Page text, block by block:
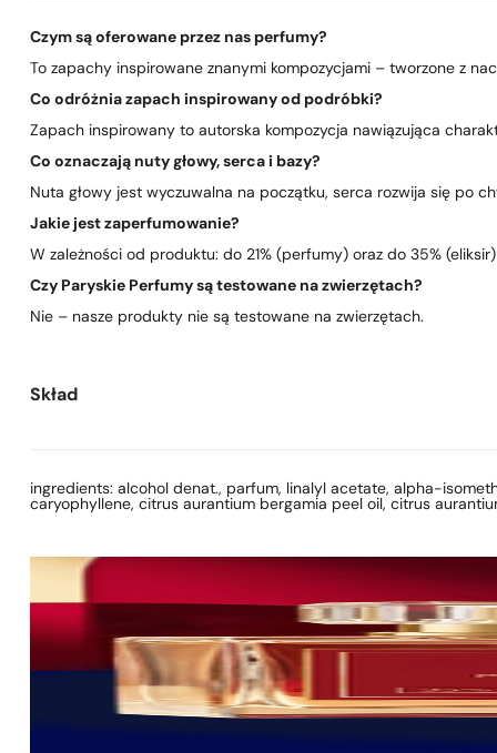
Czym są oferowane przez nas perfumy?
To zapachy inspirowane znanymi kompozycjami – tworzone z
Co odróżnia zapach inspirowany od podróbki?
Zapach inspirowany to autorska kompozycja nawiązująca
Co oznaczają nuty głowy, serca i bazy?
Nuta głowy jest wyczuwalna na początku, serca rozwija się po
Jakie jest zaperfumowanie?
W zależności od produktu: do 21% (perfumy) oraz do 35%
Czy Paryskie Perfumy są testowane na zwierzętach?
Nie – nasze produkty nie są testowane na zwierzętach.
Skład
ingredients: alcohol denat., parfum, linalyl acetate, alpha-
caryophyllene, citrus aurantium bergamia peel oil, citrus